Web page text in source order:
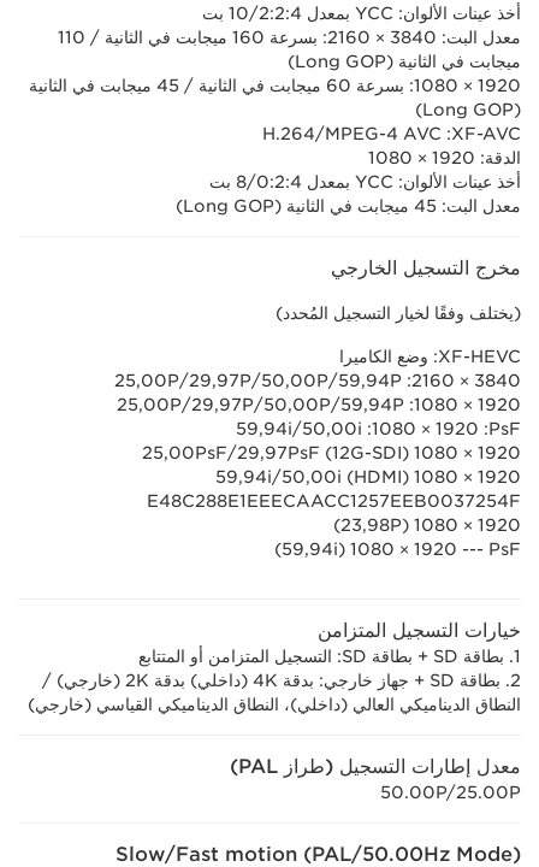
أخذ عينات الألوان: YCC بمعدل 4:‏2:‏2/‏10 بت
معدل البت: 3840 × 2160: بسرعة 160 ميجابت في الثانية / 110
ميجابت في الثانية (Long GOP)
1920 × 1080: بسرعة 60 ميجابت في الثانية / 45 ميجابت في الثانية
(Long GOP)
XF-AVC:‏ MPEG-4 AVC/‏H.264
الدقة: 1920 × 1080
أخذ عينات الألوان: YCC بمعدل 4:‏2:‏0/‏8 بت
معدل البت: 45 ميجابت في الثانية (Long GOP)
مخرج التسجيل الخارجي
(يختلف وفقًا لخيار التسجيل المُحدد)
XF-HEVC: وضع الكاميرا
3840 × 2160: 59,94P/‏50,00P/‏29,97P/‏25,00P
1920 × 1080: 59,94P/‏50,00P/‏29,97P/‏25,00P
PsF: ‏1920 × 1080: 59,94i/50,00i
1920 × 1080 (12G-SDI)‏ 29,97PsF/‏25,00PsF
1920 × 1080 (HDMI)‏ 59,94i/50,00i
E48C288E1EEECAACC1257EEB0037254F
1920 × 1080‏ (23,98P)
PsF --- ‏1920 × 1080 (59,94i)
خيارات التسجيل المتزامن
1. بطاقة SD + بطاقة SD: التسجيل المتزامن أو المتتابع
2. بطاقة SD + جهاز خارجي: بدقة 4K (داخلي) بدقة 2K (خارجي) /
النطاق الديناميكي العالي (داخلي)، النطاق الديناميكي القياسي (خارجي)
معدل إطارات التسجيل (طراز PAL)
50.00P/25.00P
Slow/Fast motion (PAL/50.00Hz Mode)